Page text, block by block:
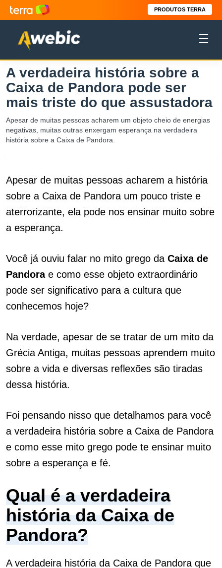
PRODUTOS TERRA
A verdadeira história sobre a
Caixa de Pandora pode ser
mais triste do que assustadora
Apesar de muitas pessoas acharem um objeto cheio de energias
negativas, muitas outras enxergam esperança na verdadeira
história sobre a Caixa de Pandora.
Apesar de muitas pessoas acharem a história
sobre a Caixa de Pandora um pouco triste e
aterrorizante, ela pode nos ensinar muito sobre
a esperança.
Você já ouviu falar no mito grego da Caixa de
Pandorae como esse objeto extraordinário
pode ser significativo para a cultura que
conhecemos hoje?
Na verdade, apesar de se tratar de um mito da
Grécia Antiga, muitas pessoas aprendem muito
sobre a vida e diversas reflexões são tiradas
dessa história.
Foi pensando nisso que detalhamos para você
a verdadeira história sobre a Caixa de Pandora
e como esse mito grego pode te ensinar muito
sobre a esperança e fé.
Qual é a verdadeira
história da Caixa de
Pandora?
A verdadeira história da Caixa de Pandora que